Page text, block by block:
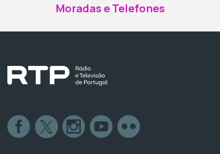
Moradas e Telefones